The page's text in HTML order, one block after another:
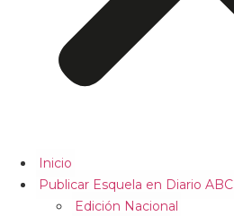
Inicio
Publicar Esquela en Diario ABC
Edición Nacional